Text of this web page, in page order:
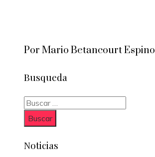
Por Mario Betancourt Espino
Busqueda
Buscar:
Noticias